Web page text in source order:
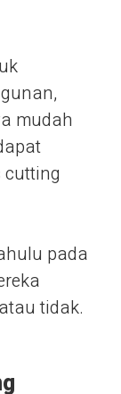
mudah
cutting
pada
tidak.